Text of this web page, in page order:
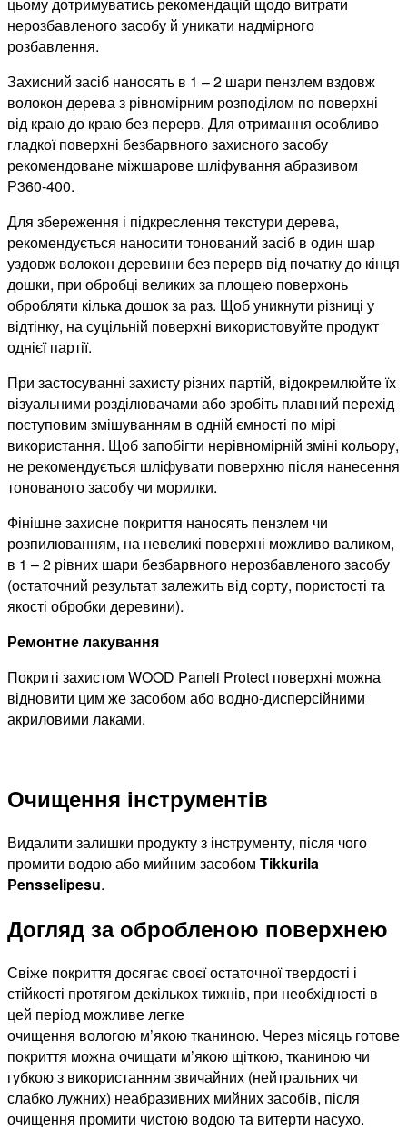
цьому дотримуватись рекомендацій щодо витрати
нерозбавленого засобу й уникати надмірного
розбавлення.
Захисний засіб наносять в 1 – 2 шари пензлем вздовж
волокон дерева з рівномірним розподілом по поверхні
від краю до краю без перерв. Для отримання особливо
гладкої поверхні безбарвного захисного засобу
рекомендоване міжшарове шліфування абразивом
Р360-400.
Для збереження і підкреслення текстури дерева,
рекомендується наносити тонований засіб в один шар
уздовж волокон деревини без перерв від початку до кінця
дошки, при обробці великих за площею поверхонь
обробляти кілька дошок за раз. Щоб уникнути різниці у
відтінку, на суцільній поверхні використовуйте продукт
однієї партії.
При застосуванні захисту різних партій, відокремлюйте їх
візуальними розділювачами або зробіть плавний перехід
поступовим змішуванням в одній ємності по мірі
використання. Щоб запобігти нерівномірній зміні кольору,
не рекомендується шліфувати поверхню після нанесення
тонованого засобу чи морилки.
Фінішне захисне покриття наносять пензлем чи
розпилюванням, на невеликі поверхні можливо валиком,
в 1 – 2 рівних шари безбарвного нерозбавленого засобу
(остаточний результат залежить від сорту, пористості та
якості обробки деревини).
Ремонтне лакування
Покриті захистом WOOD Paneli Protect поверхні можна
відновити цим же засобом або водно-дисперсійними
акриловими лаками.
Очищення інструментів
Видалити залишки продукту з інструменту, після чого
промити водою або мийним засобом Tikkurila
Pensselipesu.
Догляд за обробленою поверхнею
Свіже покриття досягає своєї остаточної твердості і
стійкості протягом декількох тижнів, при необхідності в
цей період можливе легке
очищення вологою м’якою тканиною. Через місяць готове
покриття можна очищати м’якою щіткою, тканиною чи
губкою з використанням звичайних (нейтральних чи
слабко лужних) неабразивних мийних засобів, після
очищення промити чистою водою та витерти насухо.